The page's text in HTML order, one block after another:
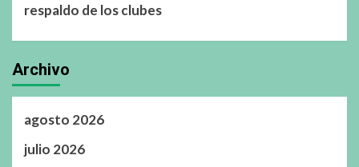
respaldo de los clubes
Archivo
agosto 2026
julio 2026